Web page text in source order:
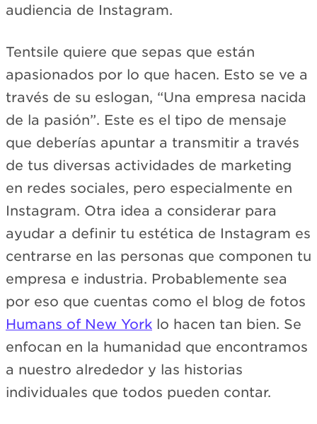
audiencia de Instagram.
Tentsile quiere que sepas que están
apasionados por lo que hacen. Esto se ve a
través de su eslogan, “Una empresa nacida
de la pasión”. Este es el tipo de mensaje
que deberías apuntar a transmitir a través
de tus diversas actividades de marketing
en redes sociales, pero especialmente en
Instagram. Otra idea a considerar para
ayudar a definir tu estética de Instagram es
centrarse en las personas que componen tu
empresa e industria. Probablemente sea
por eso que cuentas como el blog de fotos
Humans of New York lo hacen tan bien. Se
enfocan en la humanidad que encontramos
a nuestro alrededor y las historias
individuales que todos pueden contar.